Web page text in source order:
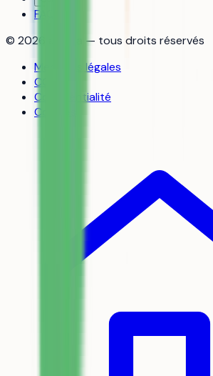
FAQ
© 2026
aiduka — tous droits réservés
Mentions légales
CGU
Confidentialité
Cookies